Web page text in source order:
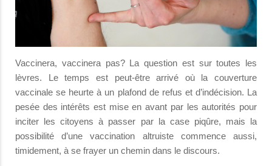
Vaccinera, vaccinera pas? La question est sur toutes les
lèvres. Le temps est peut-être arrivé où la couverture
vaccinale se heurte à un plafond de refus et d’indécision. La
pesée des intérêts est mise en avant par les autorités pour
inciter les citoyens à passer par la case piqûre, mais la
possibilité d’une vaccination altruiste commence aussi,
timidement, à se frayer un chemin dans le discours.